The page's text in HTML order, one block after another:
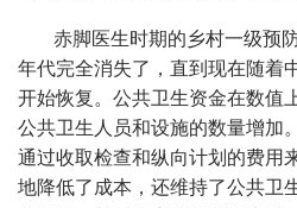
赤脚医生时期的乡村一级预
年代完全消失了，直到现在随着
开始恢复。公共卫生资金在数值
公共卫生人员和设施的数量增加
通过收取检查和纵向计划的费用
地降低了成本，还维持了公共卫